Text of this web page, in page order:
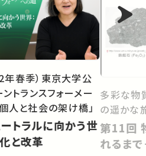
春季）東京大学公
トランスフォーメー
人と社会の架け橋」
トラルに向かう世
と改革
多彩な物
の遥かな
第11回 物質から材料として使わ
れるま